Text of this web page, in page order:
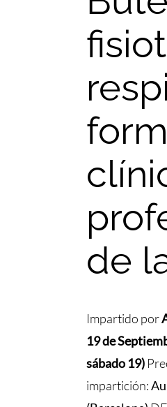
de
Impartido por
19 de
sábado 19)
impartición: